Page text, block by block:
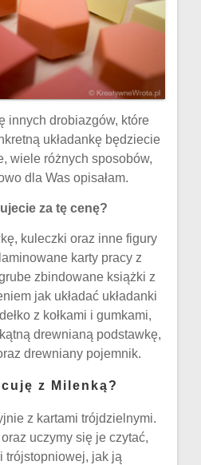
innych drobiazgów, które
układankę będziecie
wiele różnych sposobów,
dla Was opisałam.
za tę cenę?
kuleczki oraz inne figury
karty pracy z
zbindowane książki z
jak układać układanki
z kołkami i gumkami,
drewnianą podstawkę,
drewniany pojemnik.
z Milenką?
z kartami trójdzielnymi.
uczymy się je czytać,
trójstopniowej, jak ją